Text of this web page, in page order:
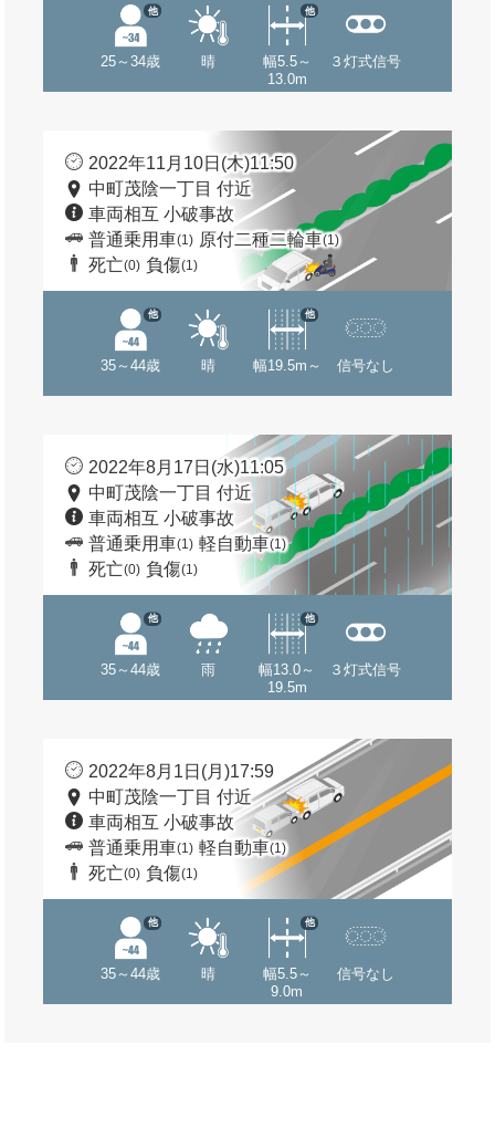
25～34歳
他
晴
幅5.5～
13.0m
他
３灯式信号
2022年11月10日(木)11:50
中町茂陰一丁目 付近
車両相互 小破事故
普通乗用車(1) 原付二種二輪車(1)
死亡(0) 負傷(1)
35～44歳
他
晴 幅19.5m～
他
信号なし
2022年8月17日(水)11:05
中町茂陰一丁目 付近
車両相互 小破事故
普通乗用車(1) 軽自動車(1)
死亡(0) 負傷(1)
35～44歳
他
雨
幅13.0～
19.5m
他
３灯式信号
2022年8月1日(月)17:59
中町茂陰一丁目 付近
車両相互 小破事故
普通乗用車(1) 軽自動車(1)
死亡(0) 負傷(1)
35～44歳
他
晴
幅5.5～
9.0m
他
信号なし